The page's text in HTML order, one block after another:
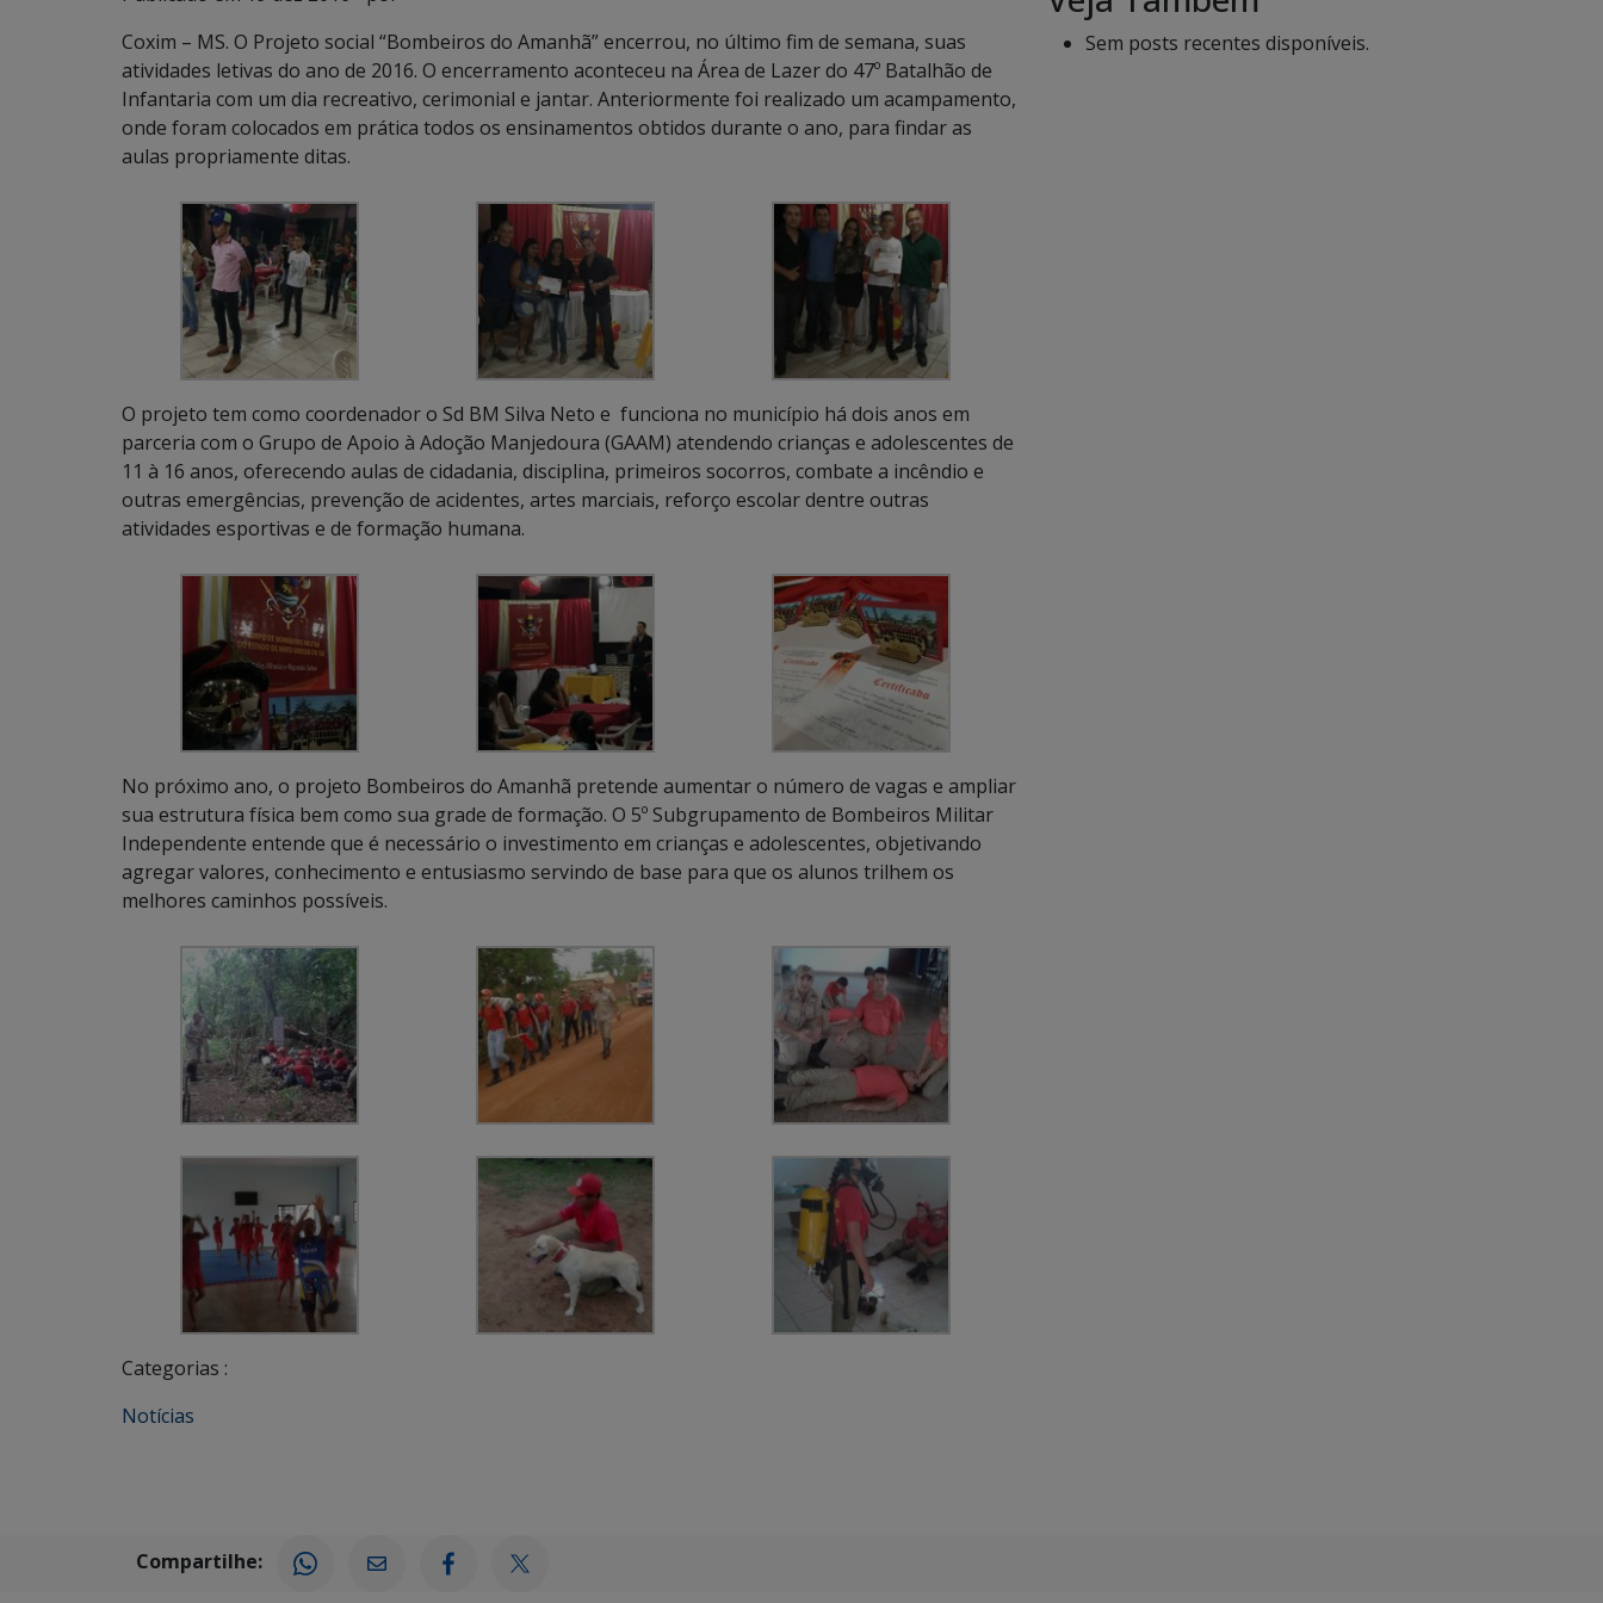
Coxim – MS. O Projeto social “Bombeiros do Amanhã” encerrou, no último fim de semana, suas
atividades letivas do ano de 2016. O encerramento aconteceu na Área de Lazer do 47º Batalhão de
Infantaria com um dia recreativo, cerimonial e jantar. Anteriormente foi realizado um acampamento,
onde foram colocados em prática todos os ensinamentos obtidos durante o ano, para findar as
aulas propriamente ditas.
O projeto tem como coordenador o Sd BM Silva Neto e funciona no município há dois anos em
parceria com o Grupo de Apoio à Adoção Manjedoura (GAAM) atendendo crianças e adolescentes de
11 à 16 anos, oferecendo aulas de cidadania, disciplina, primeiros socorros, combate a incêndio e
outras emergências, prevenção de acidentes, artes marciais, reforço escolar dentre outras
atividades esportivas e de formação humana.
No próximo ano, o projeto Bombeiros do Amanhã pretende aumentar o número de vagas e ampliar
sua estrutura física bem como sua grade de formação. O 5º Subgrupamento de Bombeiros Militar
Independente entende que é necessário o investimento em crianças e adolescentes, objetivando
agregar valores, conhecimento e entusiasmo servindo de base para que os alunos trilhem os
melhores caminhos possíveis.
Categorias :
Notícias
Sem posts recentes disponíveis.
Compartilhe: